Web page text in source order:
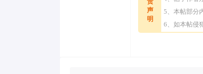
声
明
5、本帖部分
6、如本帖侵